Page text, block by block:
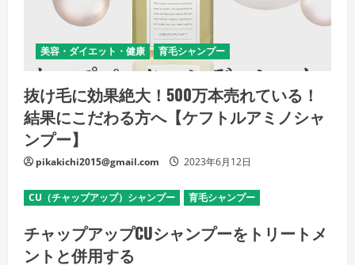
美容・ダイエット・健康 育毛シャンプー
抜け毛に効果絶大！500万本売れている！
結果にこだわる方へ【ケフトルアミノシャ
ンプー】
pikakichi2015@gmail.com 2023年6月12日
CU（チャップアップ）シャンプー 育毛シャンプー
チャップアップCUシャンプーをトリートメ
ントと併用する